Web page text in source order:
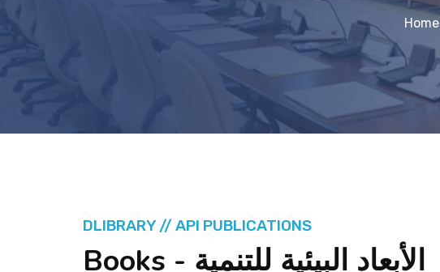
Home
DLIBRARY // API PUBLICATIONS
Books - الأبعاد البيئية للتنمية